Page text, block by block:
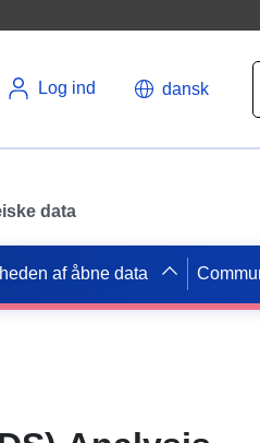
Log ind dansk
data
af åbne data